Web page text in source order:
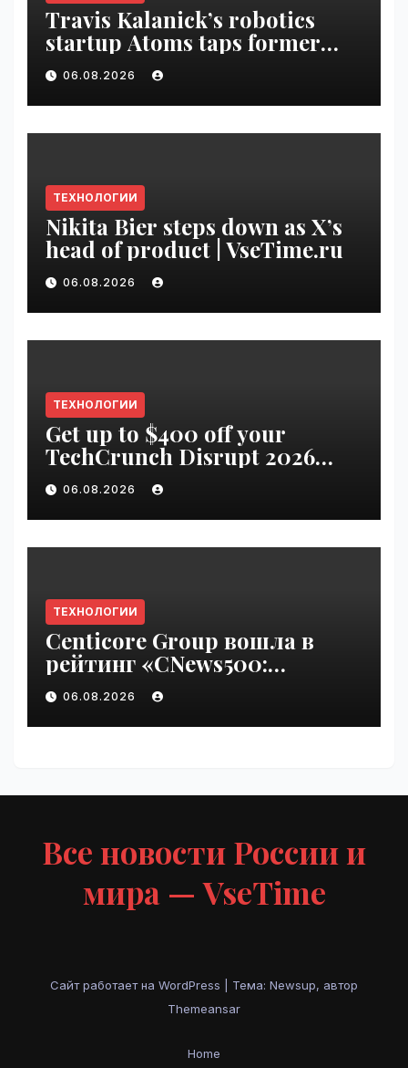
Travis Kalanick’s robotics
startup Atoms taps former
Uber finance chief as CFO |
VseTime.ru
06.08.2026
ТЕХНОЛОГИИ
Nikita Bier steps down as X’s
head of product | VseTime.ru
06.08.2026
ТЕХНОЛОГИИ
Get up to $400 off your
TechCrunch Disrupt 2026
pass until Friday | VseTime.ru
06.08.2026
ТЕХНОЛОГИИ
Centicore Group вошла в
рейтинг «CNews500:
Крупнейшие ИТ-компании
России» | VseTime.ru
06.08.2026
Все новости России и
мира — VseTime
Сайт работает на WordPress
Тема: Newsup, автор
Themeansar
Home